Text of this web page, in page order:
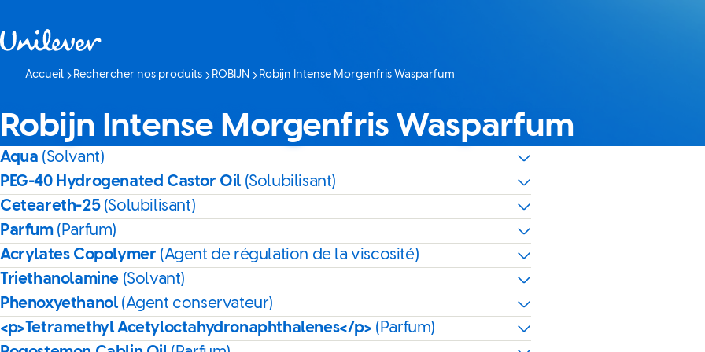
Accueil Rechercher nos produits ROBIJN
Page actuelle:
Robijn Intense Morgenfris Wasparfum
Robijn Intense Morgenfris Wasparfum
Aqua (Solvant)
PEG-40 Hydrogenated Castor Oil (Solubilisant)
Ceteareth-25 (Solubilisant)
Parfum (Parfum)
Acrylates Copolymer (Agent de régulation de la viscosité)
Triethanolamine (Solvant)
Phenoxyethanol(Agent conservateur)
<p>Tetramethyl Acetyloctahydronaphthalenes</p> (Parfum)